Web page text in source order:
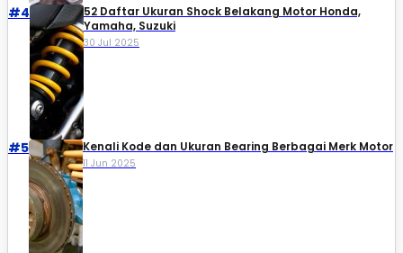
#4
52 Daftar Ukuran Shock Belakang Motor Honda,
Yamaha, Suzuki​
30 Jul 2025
#5 Kenali Kode dan Ukuran Bearing Berbagai Merk Motor
11 Jun 2025